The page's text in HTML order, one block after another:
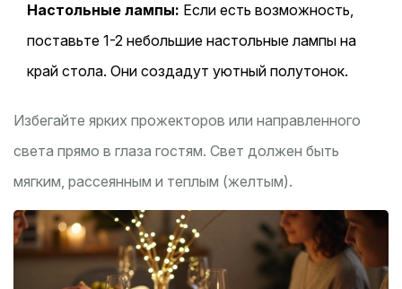
Настольные лампы: Если есть возможность,
поставьте 1-2 небольшие настольные лампы на
край стола. Они создадут уютный полутонок.
Избегайте ярких прожекторов или направленного
света прямо в глаза гостям. Свет должен быть
мягким, рассеянным и теплым (желтым).